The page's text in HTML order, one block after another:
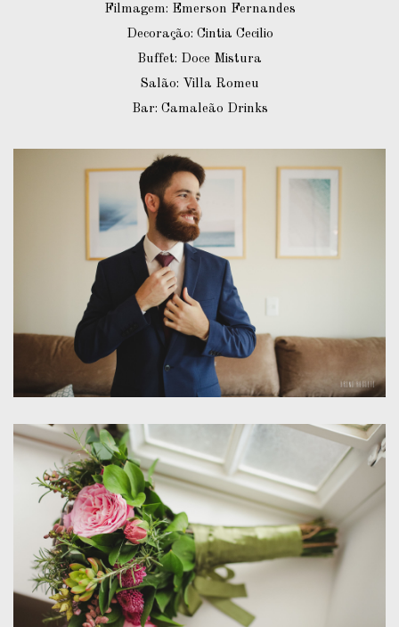
Filmagem: Emerson Fernandes
Decoração: Cintia Cecilio
Buffet: Doce Mistura
Salão: Villa Romeu
Bar: Camaleão Drinks